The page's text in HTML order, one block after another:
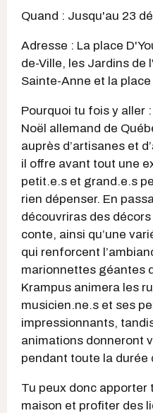
Quand : Jusqu'au 23
Adresse : La place
de-Ville, les Jardins de
Sainte-Anne et la
Pourquoi tu fois y aller
Noël allemand de
auprès d’artisanes et
il offre avant tout une
petit.e.s et grand.e.s
rien dépenser. En
découvriras des
conte, ainsi qu’une
qui renforcent
marionnettes géantes
Krampus animera les
musicien.ne.s et ses
impressionnants,
animations donneront
pendant toute la durée
Tu peux donc apporter
maison et profiter des